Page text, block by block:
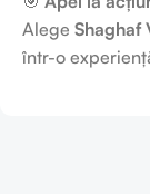
Alege Shaghaf
într-o